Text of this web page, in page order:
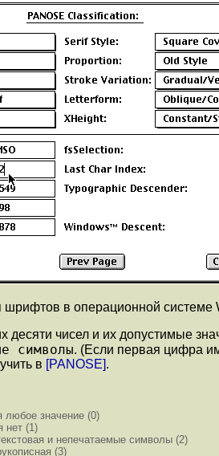
в операционной системе
чисел и их допустимые
символы. (Если первая цифра
в [PANOSE].
любое значение (0)
нет (1)
и непечатаемые символы (2)
(3)